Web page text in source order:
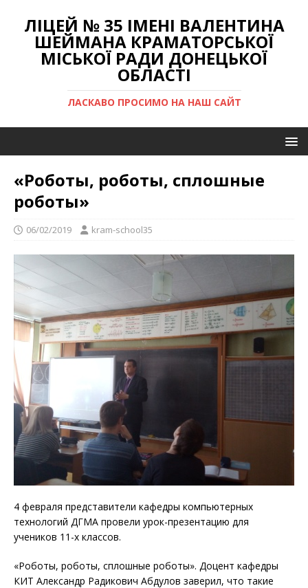
ЛІЦЕЙ № 35 ІМЕНІ ВАЛЕНТИНА
ШЕЙМАНА КРАМАТОРСЬКОЇ
МІСЬКОЇ РАДИ ДОНЕЦЬКОЇ
ОБЛАСТІ
ЛАСКАВО ПРОСИМО НА НАШ САЙТ
«Роботы, роботы, сплошные
роботы»
06/02/2019 kram-school35
4 февраля представители кафедры компьютерных
технологий ДГМА провели урок-презентацию для
учеников 11-х классов.
«Роботы, роботы, сплошные роботы». Доцент кафедры
КИТ Александр Радикович Абдулов заверил, что такие